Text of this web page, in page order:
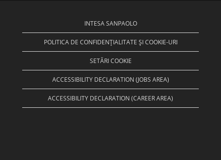
INTESA SANPAOLO
POLITICA DE CONFIDENȚIALITATE ȘI COOKIE-URI
SETĂRI COOKIE
ACCESSIBILITY DECLARATION (JOBS AREA)
ACCESSIBILITY DECLARATION (CAREER AREA)